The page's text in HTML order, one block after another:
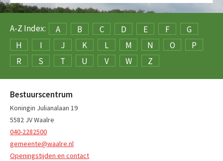
A-Z Index: A B C D E F
G
H
I J K L M N O
P
R
S T U V W Z
Bestuurscentrum
Koningin Julianalaan 19
5582 JV Waalre
040-2282500
gemeente@waalre.nl
Openingstijden en contact